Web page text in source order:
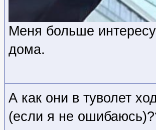
Меня больше
дома.
А как они в туволет
(если я не